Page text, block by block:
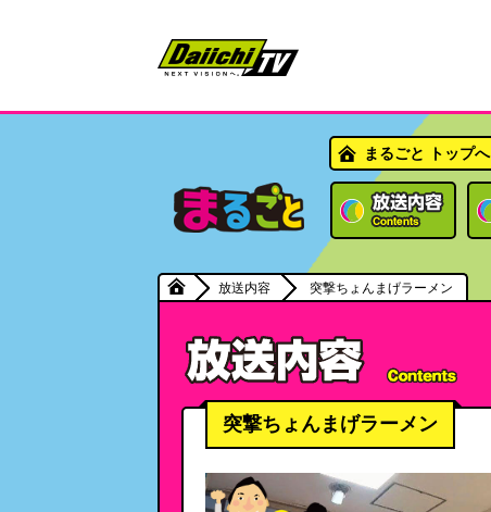
まるごと トップへ
放送内容 突撃ちょんまげラーメン
突撃ちょんまげラーメン